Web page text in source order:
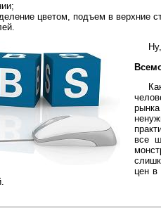
цветом, подъем в
все
цен в